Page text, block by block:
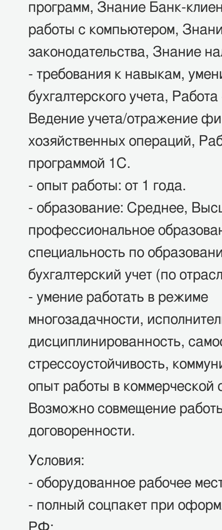
программ, Знание Банк-
работы с компьютером,
законодательства, Знание
- требования к навыкам,
бухгалтерского учета,
Ведение учета/отражение
хозяйственных операций,
программой 1С.
- опыт работы: от 1 года.
- образование: Среднее,
профессиональное
специальность по
бухгалтерский учет (по
- умение работать в режиме
многозадачности,
дисциплинированность,
стрессоустойчивость,
опыт работы в коммерческой
Возможно совмещение
договоренности.
Условия:
- оборудованное рабочее
- полный соцпакет при